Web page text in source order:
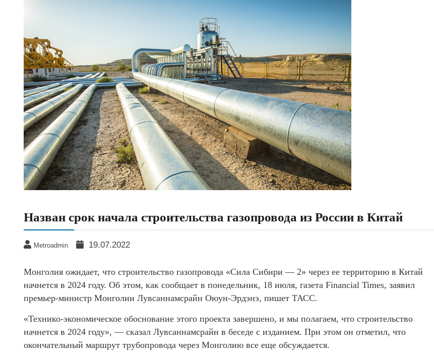
Назван срок начала строительства газопровода из России в Китай
Metroadmin 19.07.2022
Монголия ожидает, что строительство газопровода «Сила Сибири — 2» через ее территорию в Китай
начнется в 2024 году. Об этом, как сообщает в понедельник, 18 июля, газета Financial Times, заявил
премьер-министр Монголии Лувсаннамсрайн Оюун-Эрдэнэ, пишет ТАСС.
«Технико-экономическое обоснование этого проекта завершено, и мы полагаем, что строительство
начнется в 2024 году», — сказал Лувсаннамсрайн в беседе с изданием. При этом он отметил, что
окончательный маршрут трубопровода через Монголию все еще обсуждается.